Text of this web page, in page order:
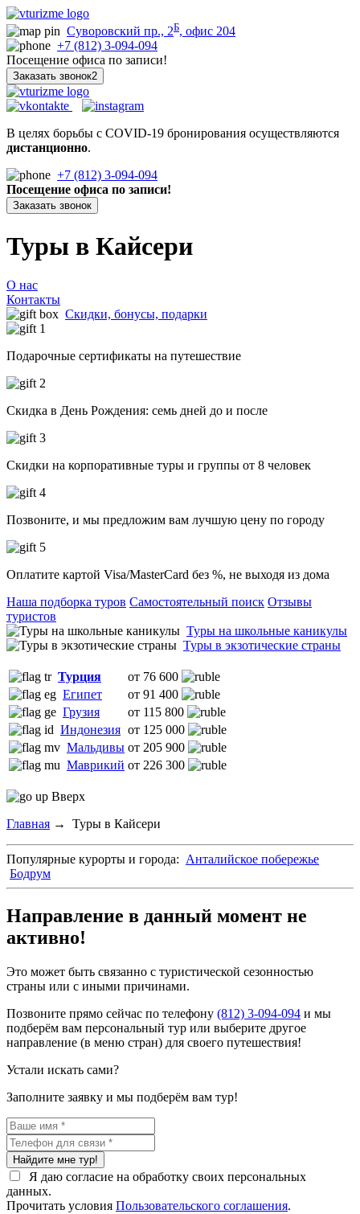
Суворовский пр., 2Б, офис 204
+7 (812) 3-094-094
Посещение офиса по записи!
Заказать звонок2
В целях борьбы с COVID-19 бронирования осуществляются
дистанционно.
+7 (812) 3-094-094
Посещение офиса по записи!
Заказать звонок
Туры в Кайсери
О нас
Контакты
Скидки, бонусы, подарки
Подарочные сертификаты на путешествие
Скидка в День Рождения: семь дней до и после
Скидки на корпоративные туры и группы от 8 человек
Позвоните, и мы предложим вам лучшую цену по городу
Оплатите картой Visa/MasterCard без %, не выходя из дома
Наша подборка туров Самостоятельный поиск Отзывы
туристов
Туры на школьные каникулы
Туры в экзотические страны
Турция
от 76 600
Египет
от 91 400
Грузия
от 115 800
Индонезия от 125 000
Мальдивы от 205 900
Маврикий от 226 300
Вверх
Главная → Туры в Кайсери
Популярные курорты и города: Анталийское побережье
Бодрум
Направление в данный момент не
активно!
Это может быть связанно с туристической сезонностью
страны или с иными причинами.
Позвоните прямо сейчас по телефону (812) 3-094-094 и мы
подберём вам персональный тур или выберите другое
направление (в меню стран) для своего путешествия!
Устали искать сами?
Заполните заявку и мы подберём вам тур!
Найдите мне тур!
Я даю согласие на обработку своих персональных
данных.
Прочитать условия Пользовательского соглашения.